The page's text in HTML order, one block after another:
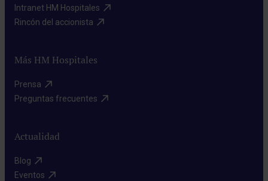
Intranet HM Hospitales​
Rincón del accionista​
Más HM Hospitales
Prensa​
Preguntas frecuentes​
Actualidad
Blog​
Eventos​